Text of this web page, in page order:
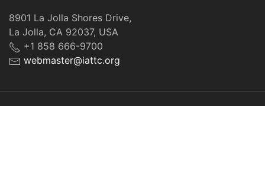
8901 La Jolla Shores Drive,
La Jolla, CA 92037, USA
+1 858 666-9700
webmaster@iattc.org
© IATTC, 2022-2026